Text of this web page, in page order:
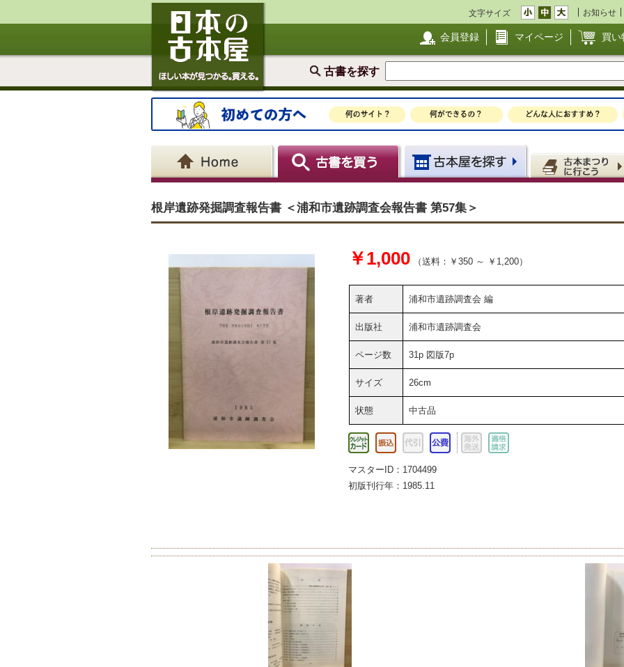
文字サイズ お知らせ
会員登録 マイページ 買い
古書を探す
根岸遺跡発掘調査報告書 ＜浦和市遺跡調査会報告書 第57集＞
￥1,000 （送料：￥350 ～ ￥1,200）
著者 浦和市遺跡調査会 編
出版社 浦和市遺跡調査会
ページ数 31p 図版7p
サイズ 26cm
状態 中古品
マスターID：1704499
初版刊行年：1985.11